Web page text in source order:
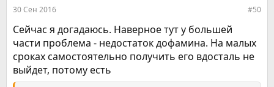
30 Сен 2016 #50
Сейчас я догадаюсь. Наверное тут у большей
части проблема - недостаток дофамина. На малых
сроках самостоятельно получить его вдосталь не
выйдет, потому есть